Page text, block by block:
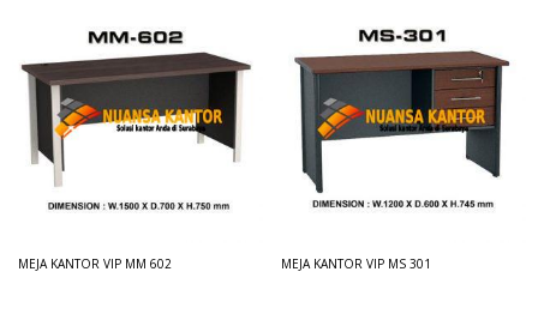
MEJA KANTOR VIP MM 602 MEJA KANTOR VIP MS 301